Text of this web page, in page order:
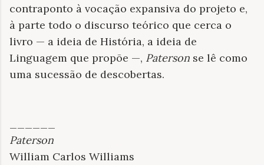
contraponto à vocação expansiva do projeto e,
à parte todo o discurso teórico que cerca o
livro — a ideia de História, a ideia de
Linguagem que propõe —, Paterson se lê como
uma sucessão de descobertas.
Paterson
William Carlos Williams